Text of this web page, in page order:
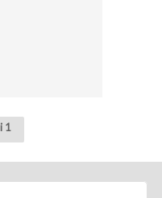
1